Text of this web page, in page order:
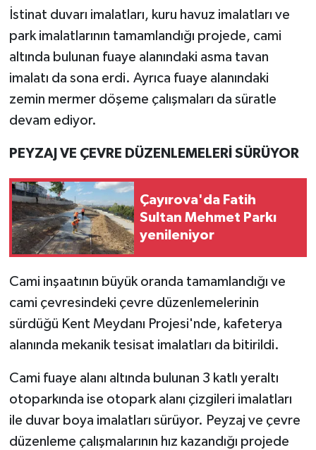
İstinat duvarı imalatları, kuru havuz imalatları ve
park imalatlarının tamamlandığı projede, cami
altında bulunan fuaye alanındaki asma tavan
imalatı da sona erdi. Ayrıca fuaye alanındaki
zemin mermer döşeme çalışmaları da süratle
devam ediyor.
PEYZAJ VE ÇEVRE DÜZENLEMELERİ SÜRÜYOR
Çayırova'da Fatih
Sultan Mehmet Parkı
yenileniyor
Cami inşaatının büyük oranda tamamlandığı ve
cami çevresindeki çevre düzenlemelerinin
sürdüğü Kent Meydanı Projesi'nde, kafeterya
alanında mekanik tesisat imalatları da bitirildi.
Cami fuaye alanı altında bulunan 3 katlı yeraltı
otoparkında ise otopark alanı çizgileri imalatları
ile duvar boya imalatları sürüyor. Peyzaj ve çevre
düzenleme çalışmalarının hız kazandığı projede